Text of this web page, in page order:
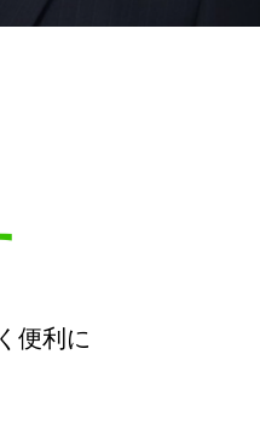
便利に